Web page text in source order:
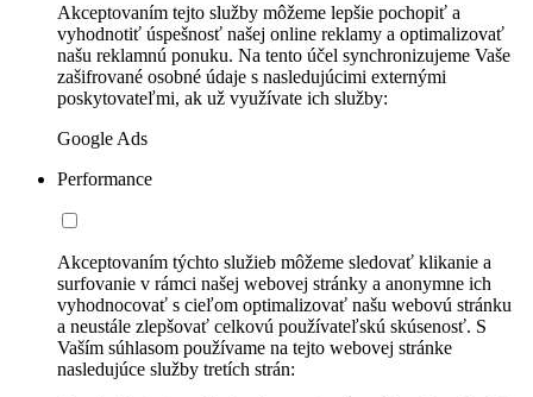
Akceptovaním tejto služby môžeme lepšie pochopiť a
vyhodnotiť úspešnosť našej online reklamy a optimalizovať
našu reklamnú ponuku. Na tento účel synchronizujeme Vaše
zašifrované osobné údaje s nasledujúcimi externými
poskytovateľmi, ak už využívate ich služby:
Google Ads
Performance
Akceptovaním týchto služieb môžeme sledovať klikanie a
surfovanie v rámci našej webovej stránky a anonymne ich
vyhodnocovať s cieľom optimalizovať našu webovú stránku
a neustále zlepšovať celkovú používateľskú skúsenosť. S
Vaším súhlasom používame na tejto webovej stránke
nasledujúce služby tretích strán: